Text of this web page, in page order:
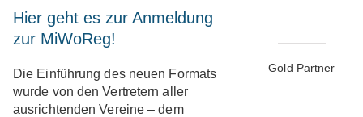
Hier geht es zur Anmeldung
zur MiWoReg!
Die Einführung des neuen Formats
wurde von den Vertretern aller
ausrichtenden Vereine – dem
Gold Partner